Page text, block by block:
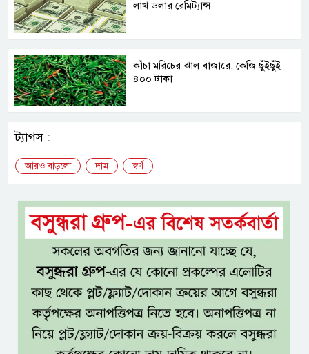
লাখ ডলার রেমিট্যান্স
কাঁচা মরিচের ঝাল বাজারে, কেজি ছুঁইছুঁই
৪০০ টাকা
ট্যাগস :
আরও বাড়লো দাম স্বর্ণ